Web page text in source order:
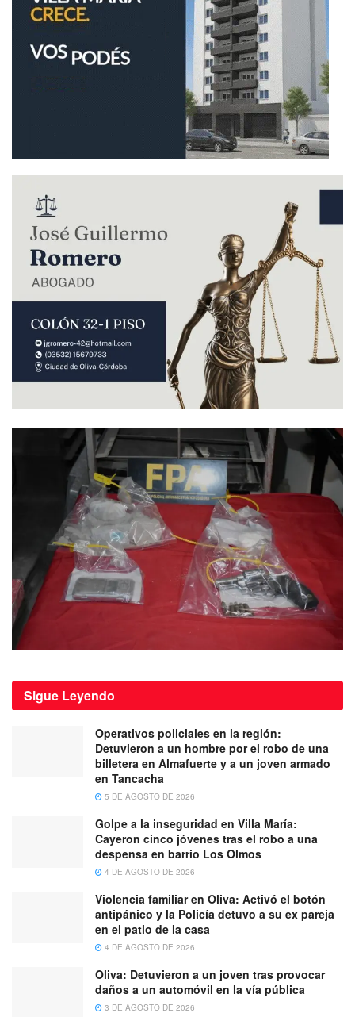
Sigue Leyendo
Operativos policiales en la región:
Detuvieron a un hombre por el robo de una
billetera en Almafuerte y a un joven armado
en Tancacha
5 DE AGOSTO DE 2026
Golpe a la inseguridad en Villa María:
Cayeron cinco jóvenes tras el robo a una
despensa en barrio Los Olmos
4 DE AGOSTO DE 2026
Violencia familiar en Oliva: Activó el botón
antipánico y la Policía detuvo a su ex pareja
en el patio de la casa
4 DE AGOSTO DE 2026
Oliva: Detuvieron a un joven tras provocar
daños a un automóvil en la vía pública
3 DE AGOSTO DE 2026